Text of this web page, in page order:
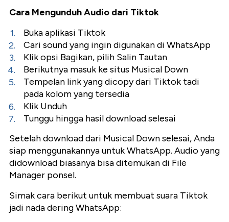
Cara Mengunduh Audio dari Tiktok
Buka aplikasi Tiktok
Cari sound yang ingin digunakan di WhatsApp
Klik opsi Bagikan, pilih Salin Tautan
Berikutnya masuk ke situs Musical Down
Tempelan link yang dicopy dari Tiktok tadi
pada kolom yang tersedia
Klik Unduh
Tunggu hingga hasil download selesai
Setelah download dari Musical Down selesai, Anda
siap menggunakannya untuk WhatsApp. Audio yang
didownload biasanya bisa ditemukan di File
Manager ponsel.
Simak cara berikut untuk membuat suara Tiktok
jadi nada dering WhatsApp: